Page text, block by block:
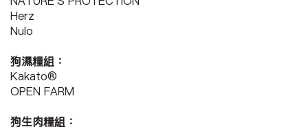
Herz
Nulo
狗濕糧組：
Kakato®
OPEN FARM
狗生肉糧組：